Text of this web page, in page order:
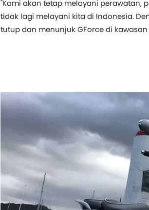
"Kami akan tetap melayani perawatan,
tidak lagi melayani kita di Indonesia.
tutup dan menunjuk GForce di